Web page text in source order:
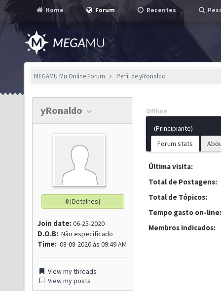
Home Forum Recentes
MEGAMU Mu Online Forum Perfil de yRonaldo
yRonaldo
0[Detalhes]
Join date:06-25-2020
D.O.B: Não especificado
Time: 08-08-2026 às 09:49 AM
View my threads
View my posts
Offline
(Principiante)
Forum stats
Última visita:
Total de Postagens:
Total de Tópicos:
Tempo gasto on-line:
Membros indicados: